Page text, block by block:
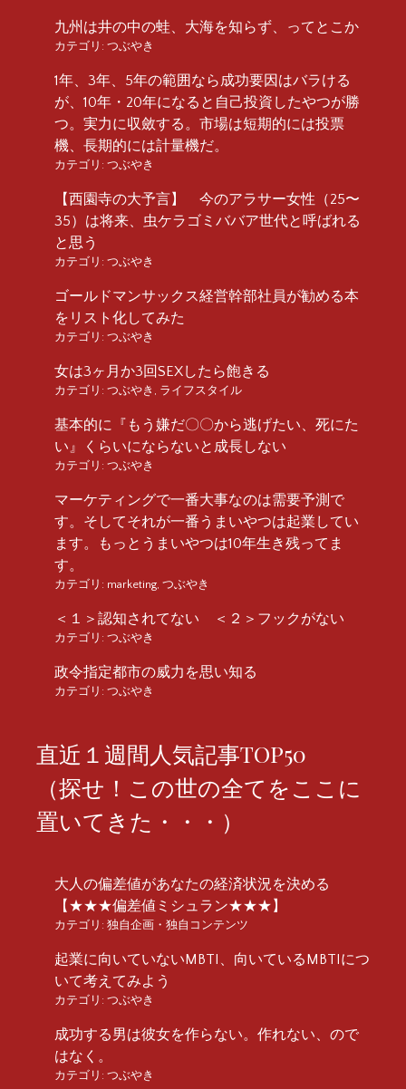
九州は井の中の蛙、大海を知らず、ってとこか
カテゴリ: つぶやき
1年、3年、5年の範囲なら成功要因はバラける
が、10年・20年になると自己投資したやつが勝
つ。実力に収斂する。市場は短期的には投票
機、長期的には計量機だ。
カテゴリ: つぶやき
【西園寺の大予言】 今のアラサー女性（25〜
35）は将来、虫ケラゴミババア世代と呼ばれる
と思う
カテゴリ: つぶやき
ゴールドマンサックス経営幹部社員が勧める本
をリスト化してみた
カテゴリ: つぶやき
女は3ヶ月か3回SEXしたら飽きる
カテゴリ: つぶやき ライフスタイル
基本的に『もう嫌だ〇〇から逃げたい、死にた
い』くらいにならないと成長しない
カテゴリ: つぶやき
マーケティングで一番大事なのは需要予測で
す。そしてそれが一番うまいやつは起業してい
ます。もっとうまいやつは10年生き残ってま
す。
カテゴリ: marketing つぶやき
＜１＞認知されてない ＜２＞フックがない
カテゴリ: つぶやき
政令指定都市の威力を思い知る
カテゴリ: つぶやき
直近１週間人気記事TOP50
（探せ！この世の全てをここに
置いてきた・・・）
大人の偏差値があなたの経済状況を決める
【★★★偏差値ミシュラン★★★】
カテゴリ: 独自企画・独自コンテンツ
起業に向いていないMBTI、向いているMBTIにつ
いて考えてみよう
カテゴリ: つぶやき
成功する男は彼女を作らない。作れない、ので
はなく。
カテゴリ: つぶやき